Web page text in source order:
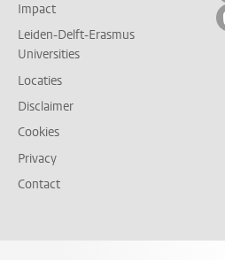
Impact
Leiden-Delft-Erasmus
Universities
Locaties
Disclaimer
Cookies
Privacy
Contact